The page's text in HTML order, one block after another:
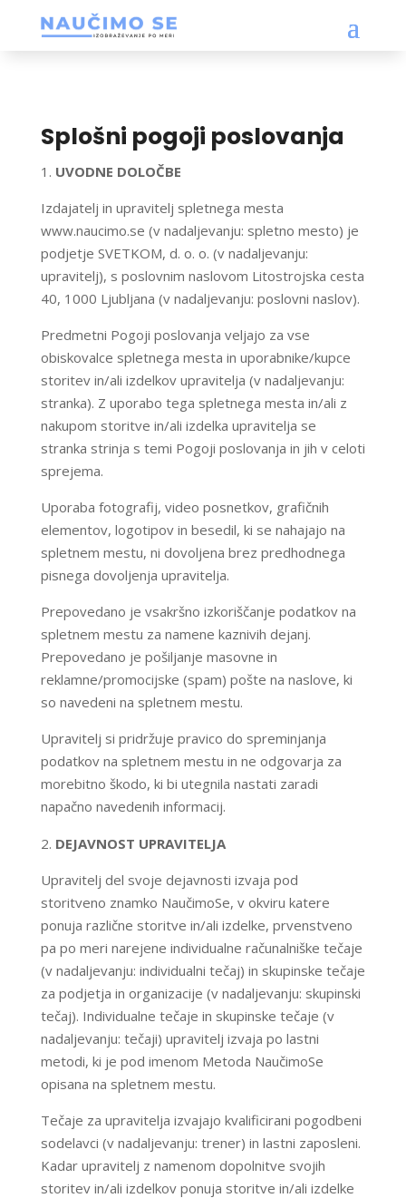
Splošni pogoji poslovanja
UVODNE DOLOČBE
Izdajatelj in upravitelj spletnega mesta
www.naucimo.se (v nadaljevanju: spletno mesto) je
podjetje SVETKOM, d. o. o. (v nadaljevanju:
upravitelj), s poslovnim naslovom Litostrojska cesta
40, 1000 Ljubljana (v nadaljevanju: poslovni naslov).
Predmetni Pogoji poslovanja veljajo za vse
obiskovalce spletnega mesta in uporabnike/kupce
storitev in/ali izdelkov upravitelja (v nadaljevanju:
stranka). Z uporabo tega spletnega mesta in/ali z
nakupom storitve in/ali izdelka upravitelja se
stranka strinja s temi Pogoji poslovanja in jih v celoti
sprejema.
Uporaba fotografij, video posnetkov, grafičnih
elementov, logotipov in besedil, ki se nahajajo na
spletnem mestu, ni dovoljena brez predhodnega
pisnega dovoljenja upravitelja.
Prepovedano je vsakršno izkoriščanje podatkov na
spletnem mestu za namene kaznivih dejanj.
Prepovedano je pošiljanje masovne in
reklamne/promocijske (spam) pošte na naslove, ki
so navedeni na spletnem mestu.
Upravitelj si pridržuje pravico do spreminjanja
podatkov na spletnem mestu in ne odgovarja za
morebitno škodo, ki bi utegnila nastati zaradi
napačno navedenih informacij.
DEJAVNOST UPRAVITELJA
Upravitelj del svoje dejavnosti izvaja pod
storitveno znamko NaučimoSe, v okviru katere
ponuja različne storitve in/ali izdelke, prvenstveno
pa po meri narejene individualne računalniške tečaje
(v nadaljevanju: individualni tečaj) in skupinske tečaje
za podjetja in organizacije (v nadaljevanju: skupinski
tečaj). Individualne tečaje in skupinske tečaje (v
nadaljevanju: tečaji) upravitelj izvaja po lastni
metodi, ki je pod imenom Metoda NaučimoSe
opisana na spletnem mestu.
Tečaje za upravitelja izvajajo kvalificirani pogodbeni
sodelavci (v nadaljevanju: trener) in lastni zaposleni.
Kadar upravitelj z namenom dopolnitve svojih
storitev in/ali izdelkov ponuja storitve in/ali izdelke